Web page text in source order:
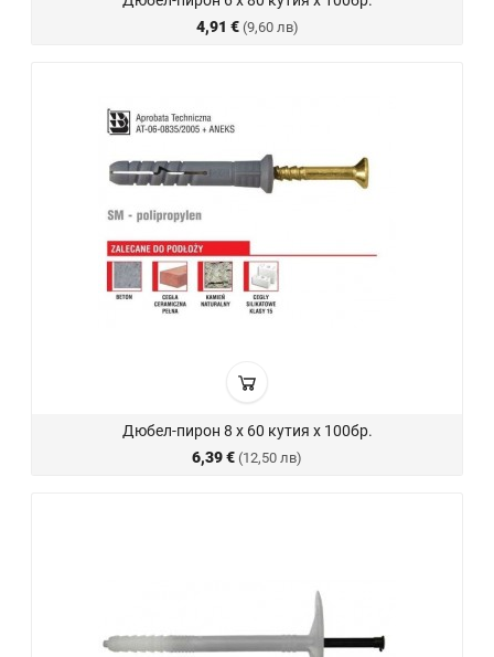
4,91 € (9,60 лв)
Дюбел-пирон 8 х 60 кутия х 100бр.
6,39 € (12,50 лв)